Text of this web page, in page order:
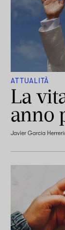
ATTUALITÀ
La
anno
Javier García